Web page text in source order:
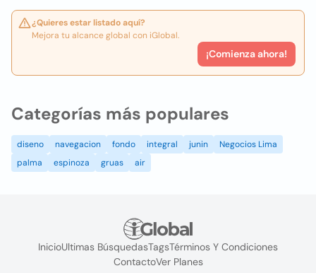
¿Quieres estar listado aquí?
Mejora tu alcance global con iGlobal.
¡Comienza ahora!
Categorías más populares
diseno navegacion fondo integral junin
Negocios Lima
palma
espinoza gruas air
InicioUltimas BúsquedasTagsTérminos Y Condiciones
ContactoVer Planes